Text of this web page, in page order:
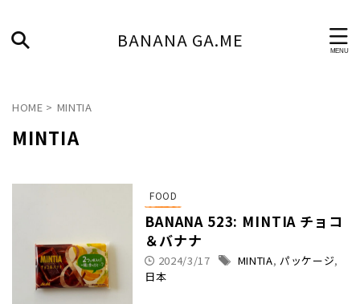
BANANA GA.ME
HOME > MINTIA
MINTIA
FOOD
BANANA 523: MINTIA チョコ
＆バナナ
2024/3/17 MINTIA, パッケージ,
日本